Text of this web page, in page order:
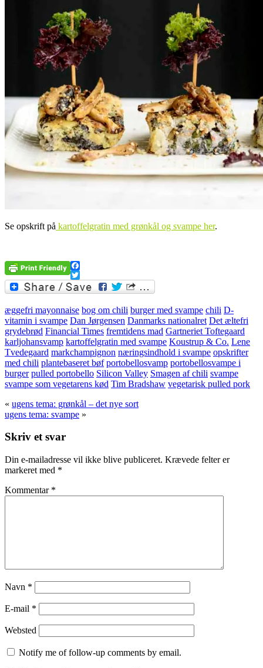
Se opskrift på kartoffelgratin med grønkål og svampe her.
Facebook
Twitter
æggefri mayonnaise bog om chili burger med svampe chili D-
vitamin i svampe Dan Jørgensen Danmarks nationalret Det æltefri
grydebrød Financial Times fremtidens mad Gartneriet Toftegaard
karljohansvamp kartoffelgratin med svampe Koustrup & Co. Lene
Tvedegaard markchampignon næringsindhold i svampe opskrifter
med chili plantebaseret bøf portobellosvamp portobellosvampe i
burger pulled portobello Silicon Valley Smagen af chili svampe
svampe som vegetarens kød Tim Bradshaw vegetarisk pulled pork
« ugens tema: grønkål – det nye sort
ugens tema: svampe »
Skriv et svar
Din e-mailadresse vil ikke blive publiceret. Krævede felter er
markeret med *
Kommentar *
Navn *
E-mail *
Websted
Notify me of follow-up comments by email.